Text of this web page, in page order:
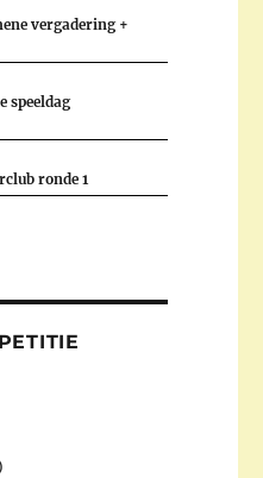
vergadering +
speeldag
ronde 1